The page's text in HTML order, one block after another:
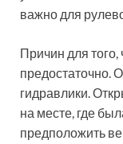
важно для
Причин для
предостаточно.
гидравлики.
на месте, где
предположить